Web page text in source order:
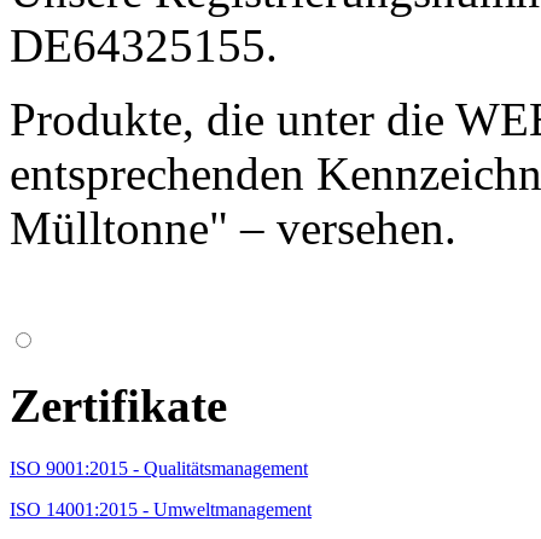
DE64325155.
Produkte, die unter die
entsprechenden
Mülltonne" – versehen.
Zertifikate
ISO 9001:2015 - Qualitätsmanagement
ISO 14001:2015 - Umweltmanagement